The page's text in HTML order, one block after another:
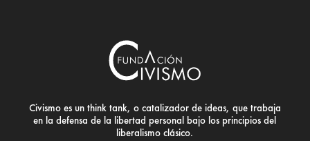
Civismo es un think tank, o catalizador de ideas, que trabaja
en la defensa de la libertad personal bajo los principios del
liberalismo clásico.